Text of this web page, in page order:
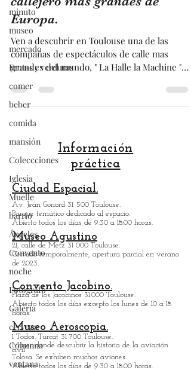
minuto
museo
mercado
Frutas y verduras
comer
beber
comida
mansión
Coleccciones
Iglesia
Muelle
barrio
Ángeles
Convento
noche
Fotógrafo
Galería
cerveza
Columna
ventana
de las companias de teatro
callejero mas grandes de
Europa.
Ven a descubrir en Toulouse una de las
grandes del mundo, " La Halle la Machine "
!!! . De hecho, La Halle la Machine ha
realizado numerosos espectáculos callejeros
como dos espectáculos en el centro
histórico antiguo de Toulouse, que atrajeron
a varios millones de personas cada vez.
Además de descubrir las máquinas, se te
ofrecerán numerosos talleres y
exposiciones temporales. Es un lugar que
no
Información
práctica
Ciudad Espacial.
Av. Jean Gonord 31 500 Toulouse.
Parque temático dedicado al espacio.
Abierto todos los días de 9:30 a 18:00 horas.
Museo Agustino
21, calle de Metz 31 000 Toulouse.
Cerrado temporalmente, apertura parcial en verano
de 2023.
Convento Jacobino.
Plaza de los Jacobinos 31.000 Toulouse.
Abierto todos los días excepto los lunes de 10 a 18
horas.
Museo Aeroscopia.
1 Todos. Turcat 31 700 Toulouse.